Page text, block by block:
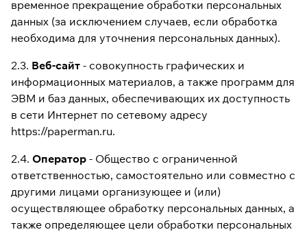
временное прекращение обработки персональных
данных (за исключением случаев, если обработка
необходима для уточнения персональных данных).
2.3. Веб-сайт - совокупность графических и
информационных материалов, а также программ для
ЭВМ и баз данных, обеспечивающих их доступность
в сети Интернет по сетевому адресу
https://paperman.ru.
2.4. Оператор - Общество с ограниченной
ответственностью, самостоятельно или совместно с
другими лицами организующее и (или)
осуществляющее обработку персональных данных, а
также определяющее цели обработки персональных